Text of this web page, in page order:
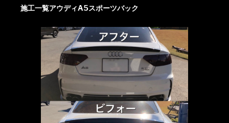
施工一覧アウディA5スポーツバック